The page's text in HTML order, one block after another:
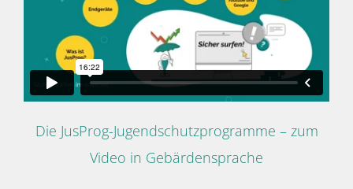
Die JusProg-Jugendschutzprogramme – zum
Video in Gebärdensprache